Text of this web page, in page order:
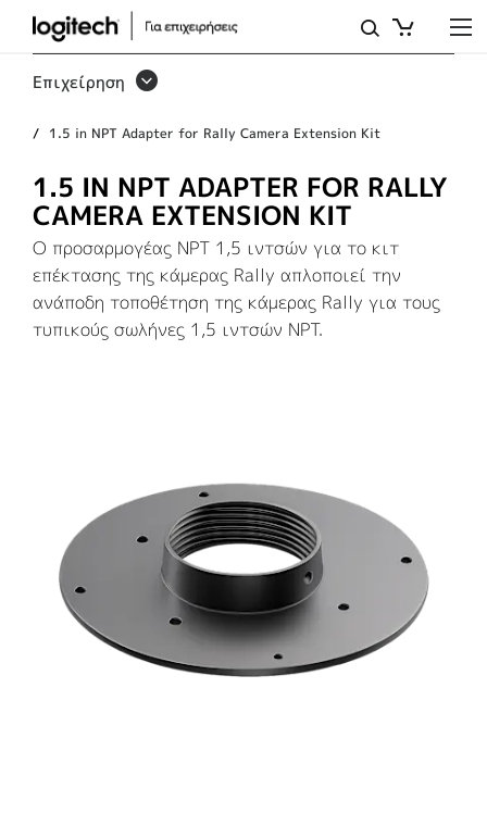
ΠΡΟΣΑΡΜΟΓΈΑΣ
NPT
1,5
ΙΝΤΣΏΝ
ΓΙΑ
ΤΟ
ΚΙΤ
ΕΠΈΚΤΑΣΗΣ
ΤΗΣ
Επιχείρηση
1.5 in NPT Adapter for Rally Camera Extension Kit
1.5 IN NPT ADAPTER FOR RALLY
CAMERA EXTENSION KIT
Ο προσαρμογέας NPT 1,5 ιντσών για το κιτ
επέκτασης της κάμερας Rally απλοποιεί την
ανάποδη τοποθέτηση της κάμερας Rally για τους
τυπικούς σωλήνες 1,5 ιντσών NPT.